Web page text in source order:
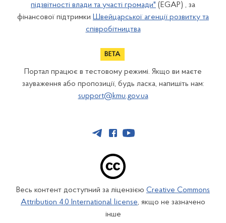
підзвітності влади та участі громади" (EGAP) , за
фінансової підтримки Швейцарської агенції розвитку та
співробітництва
Портал працює в тестовому режимі. Якщо ви маєте
зауваження або пропозиції, будь ласка, напишіть нам:
support@kmu.gov.ua
Весь контент доступний за ліцензією Creative Commons
Attribution 4.0 International license, якщо не зазначено
інше